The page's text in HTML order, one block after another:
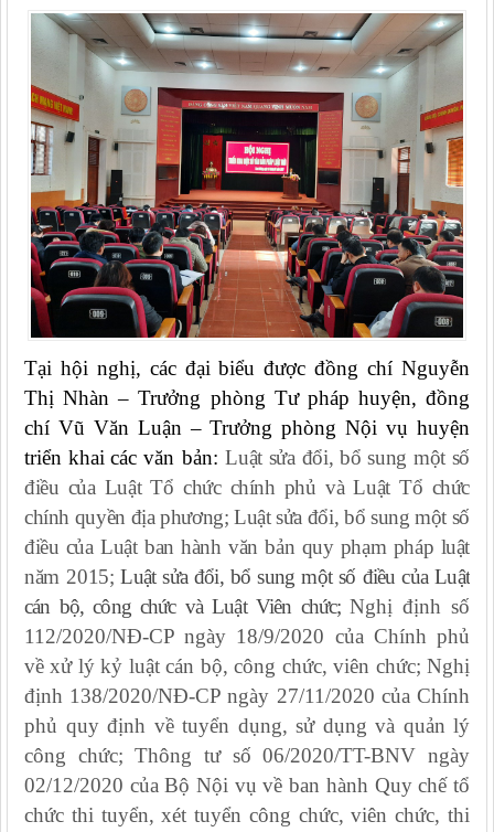
Tại hội nghị, các đại biểu được đồng chí Nguyễn
Thị Nhàn – Trưởng phòng Tư pháp huyện, đồng
chí Vũ Văn Luận – Trưởng phòng Nội vụ huyện
triển khai các văn bản:Luật sửa đổi, bổ sung một số
điều của Luật Tổ chức chính phủ và Luật Tổ chức
chính quyền địa phương; Luật sửa đổi, bổ sung một số
điều của Luật ban hành văn bản quy phạm pháp luật
năm 2015; Luật sửa đổi, bổ sung một số điều của Luật
cán bộ, công chức và Luật Viên chức;Nghị định số
112/2020/NĐ-CP ngày 18/9/2020 của Chính phủ
về xử lý kỷ luật cán bộ, công chức, viên chức; Nghị
định 138/2020/NĐ-CP ngày 27/11/2020 của Chính
phủ quy định về tuyển dụng, sử dụng và quản lý
công chức; Thông tư số 06/2020/TT-BNV ngày
02/12/2020 của Bộ Nội vụ về ban hành Quy chế tổ
chức thi tuyển, xét tuyển công chức, viên chức, thi